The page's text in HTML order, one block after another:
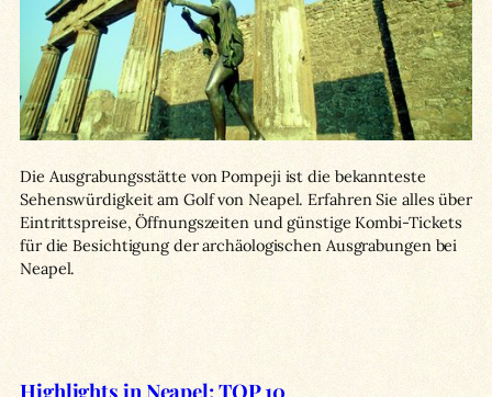
Die Ausgrabungsstätte von Pompeji ist die bekannteste
Sehenswürdigkeit am Golf von Neapel. Erfahren Sie alles über
Eintrittspreise, Öffnungszeiten und günstige Kombi-Tickets
für die Besichtigung der archäologischen Ausgrabungen bei
Neapel.
Highlights in Neapel: TOP 10